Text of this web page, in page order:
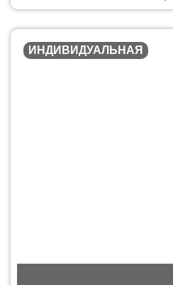
ИНДИВИДУАЛЬНАЯ